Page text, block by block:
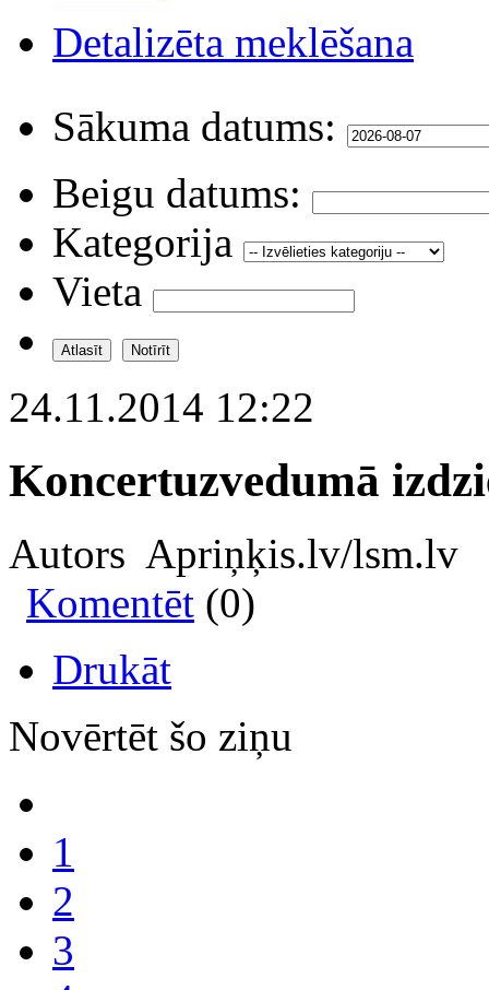
Detalizēta meklēšana
Sākuma datums:
Beigu datums:
Kategorija
Vieta
24.11.2014 12:22
Koncertuzvedumā
Autors Apriņķis.lv/lsm.lv
Komentēt (0)
Drukāt
Novērtēt šo ziņu
1
2
3